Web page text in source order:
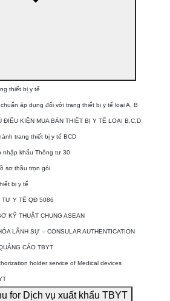
thiết bị y tế
áp dụng đối với trang thiết bị y tế loại A, B
ĐIỀU KIỆN MUA BÁN THIẾT BỊ Y TẾ LOẠI B,C,D
trang thiết bị y tế BCD
nhập khẩu Thông tư 30
sơ thầu trọn gói
bị y tế
TƯ Y TẾ QĐ 5086
KỸ THUẬT CHUNG ASEAN
LÃNH SỰ – CONSULAR AUTHENTICATION
CÁO TBYT
holder service of Medical devices
for Dịch vụ xuất khẩu TBYT